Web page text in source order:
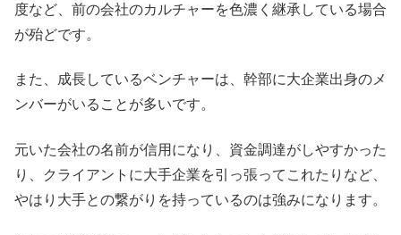
度など、前の会社のカルチャーを色濃く継承している場合
が殆どです。
また、成長しているベンチャーは、幹部に大企業出身のメ
ンバーがいることが多いです。
元いた会社の名前が信用になり、資金調達がしやすかった
り、クライアントに大手企業を引っ張ってこれたりなど、
やはり大手との繋がりを持っているのは強みになります。